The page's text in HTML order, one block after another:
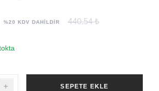
%20 KDV DAHİLDİR 440.54 ₺
SEPETE EKLE